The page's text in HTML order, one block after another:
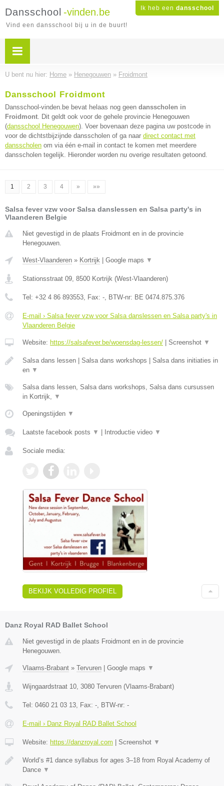
Ik heb een dansschool
Dansschool -vinden.be
Vind een dansschool bij u in de buurt!
U bent nu hier: Home » Henegouwen » Froidmont
Dansschool Froidmont
Dansschool-vinden.be bevat helaas nog geen dansscholen in
Froidmont. Dit geldt ook voor de gehele provincie Henegouwen
(dansschool Henegouwen). Voer bovenaan deze pagina uw postcode in
voor de dichtstbijzijnde dansscholen of ga naar direct contact met
dansscholen om via één e-mail in contact te komen met meerdere
dansscholen tegelijk. Hieronder worden nu overige resultaten getoond.
1 2 3 4 » »»
Salsa fever vzw voor Salsa danslessen en Salsa party's in
Vlaanderen Belgie
Niet gevestigd in de plaats Froidmont en in de provincie
Henegouwen.
West-Vlaanderen » Kortrijk Google maps ▼
Stationsstraat 09, 8500 Kortrijk (West-Vlaanderen)
Tel: +32 4 86 893553, Fax: -, BTW-nr: BE 0474.875.376
E-mail › Salsa fever vzw voor Salsa danslessen en Salsa party's in
Vlaanderen Belgie
Website: https://salsafever.be/woensdag-lessen/ Screenshot ▼
Salsa dans lessen | Salsa dans workshops | Salsa dans initiaties in
en ▼
Salsa dans lessen, Salsa dans workshops, Salsa dans cursussen
in Kortrijk, ▼
Openingstijden ▼
Laatste facebook posts ▼ Introductie video ▼
Sociale media:
BEKIJK VOLLEDIG PROFIEL
Danz Royal RAD Ballet School
Niet gevestigd in de plaats Froidmont en in de provincie
Henegouwen.
Vlaams-Brabant » Tervuren | Google maps ▼
Wijngaardstraat 10 3080 Tervuren (Vlaams-Brabant)
Tel: 0460 21 03 13 , Fax: - , BTW-nr: -
E-mail › Danz Royal RAD Ballet School
Website: https://danzroyal.com | Screenshot ▼
World’s #1 dance syllabus for ages 3–18 from Royal Academy of
Dance ▼